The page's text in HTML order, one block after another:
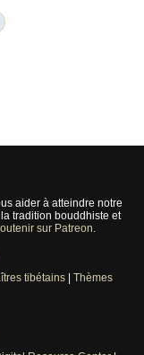
aider à atteindre notre
tradition bouddhiste et
sur Patreon.
tibétains| Thèmes